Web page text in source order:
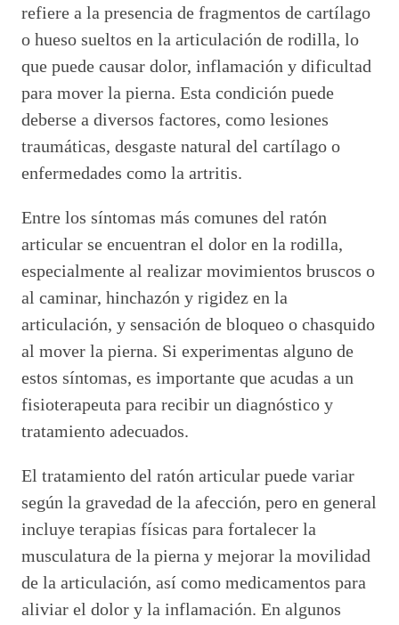
refiere a la presencia de fragmentos de cartílago
o hueso sueltos en la articulación de rodilla, lo
que puede causar dolor, inflamación y dificultad
para mover la pierna. Esta condición puede
deberse a diversos factores, como lesiones
traumáticas, desgaste natural del cartílago o
enfermedades como la artritis.
Entre los síntomas más comunes del ratón
articular se encuentran el dolor en la rodilla,
especialmente al realizar movimientos bruscos o
al caminar, hinchazón y rigidez en la
articulación, y sensación de bloqueo o chasquido
al mover la pierna. Si experimentas alguno de
estos síntomas, es importante que acudas a un
fisioterapeuta para recibir un diagnóstico y
tratamiento adecuados.
El tratamiento del ratón articular puede variar
según la gravedad de la afección, pero en general
incluye terapias físicas para fortalecer la
musculatura de la pierna y mejorar la movilidad
de la articulación, así como medicamentos para
aliviar el dolor y la inflamación. En algunos